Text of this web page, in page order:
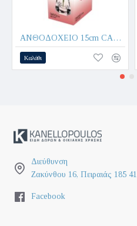
ΑΝΘΟΔΟΧΕΙΟ 15cm CAPITOL σε κουτί Δώρου - BORMIOLI
Καλάθι
Διεύθυνση
Ζακύνθου 16, Πειραιάς 185 41
Facebook